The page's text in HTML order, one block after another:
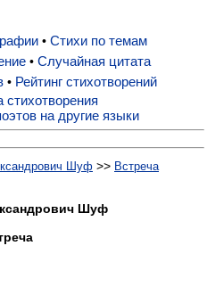
• Стихи по темам
• Случайная цитата
• Рейтинг стихотворений
стихотворения
на другие языки
Шуф >> Встреча
Шуф